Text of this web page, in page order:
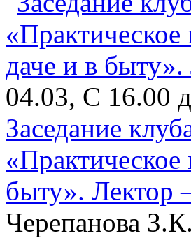
04.03, С 16.00
Заседание
быту». Лектор
Черепанова З.К.